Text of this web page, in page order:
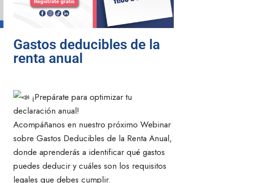
Gastos deducibles de la
renta anual
¡Prepárate para optimizar tu
declaración anual!
Acompáñanos en nuestro próximo Webinar
sobre Gastos Deducibles de la Renta Anual,
donde aprenderás a identificar qué gastos
puedes deducir y cuáles son los requisitos
legales que debes cumplir.